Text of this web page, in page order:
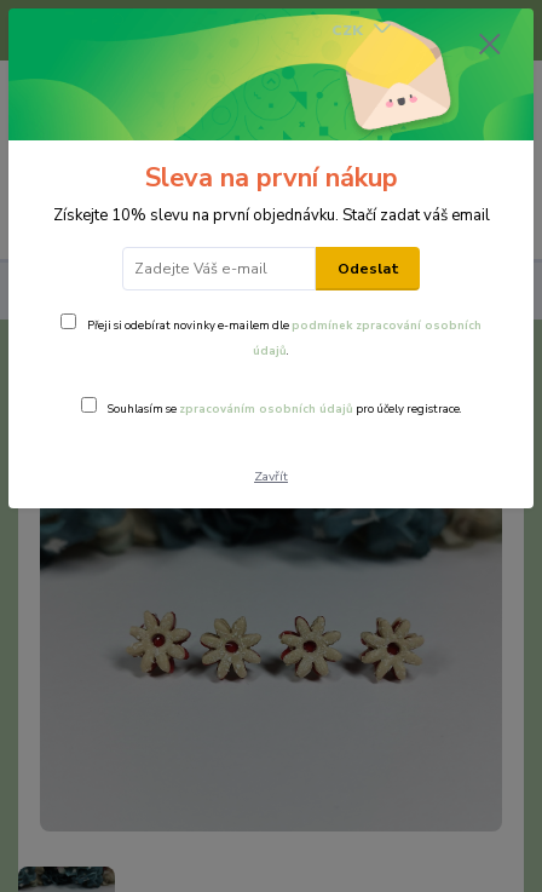
Menu
CZK
(Po-Pá, 8-16 hod.)
0 Kč
Chirurgická a nerezová ocel Cukroví
Sleva na první nákup
Získejte 10% slevu na první objednávku. Stačí zadat váš email
Odeslat
Přeji si odebírat novinky e-mailem dle podmínek zpracování osobních
údajů.
Souhlasím se zpracováním osobních údajů pro účely registrace.
Zavřít